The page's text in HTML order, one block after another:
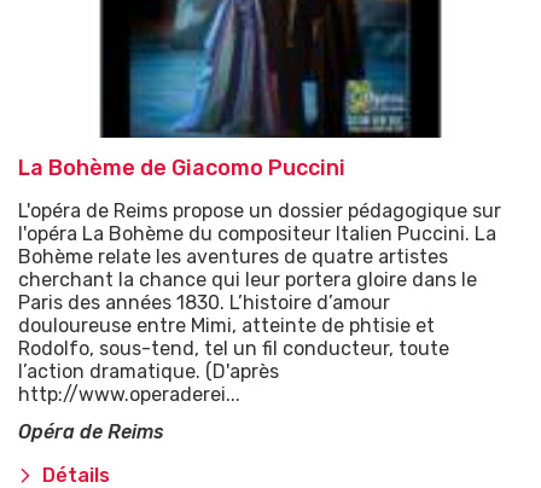
La Bohème de Giacomo Puccini
L'opéra de Reims propose un dossier pédagogique sur
l'opéra La Bohème du compositeur Italien Puccini. La
Bohème relate les aventures de quatre artistes
cherchant la chance qui leur portera gloire dans le
Paris des années 1830. L’histoire d’amour
douloureuse entre Mimi, atteinte de phtisie et
Rodolfo, sous-tend, tel un fil conducteur, toute
l’action dramatique. (D'après
http://www.operaderei...
Opéra de Reims
Détails